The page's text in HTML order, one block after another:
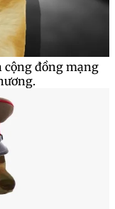
cộng đồng mạng